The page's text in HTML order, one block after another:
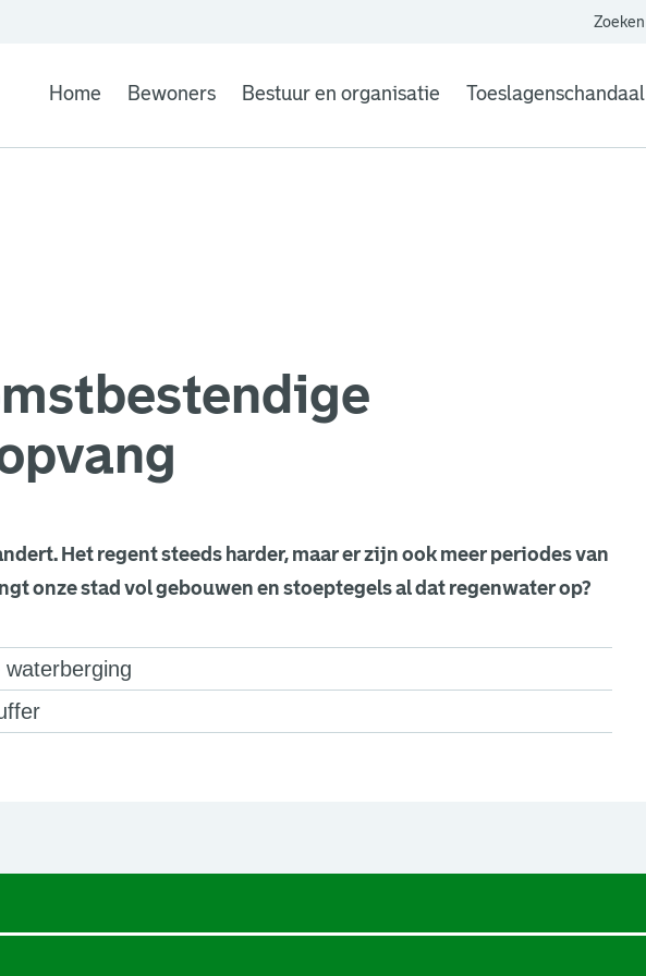
Zoeken
Home Bewoners Bestuur en organisatie Toeslagenschandaal
Het regent steeds harder, maar er zijn ook meer periodes van
onze stad vol gebouwen en stoeptegels al dat regenwater op?